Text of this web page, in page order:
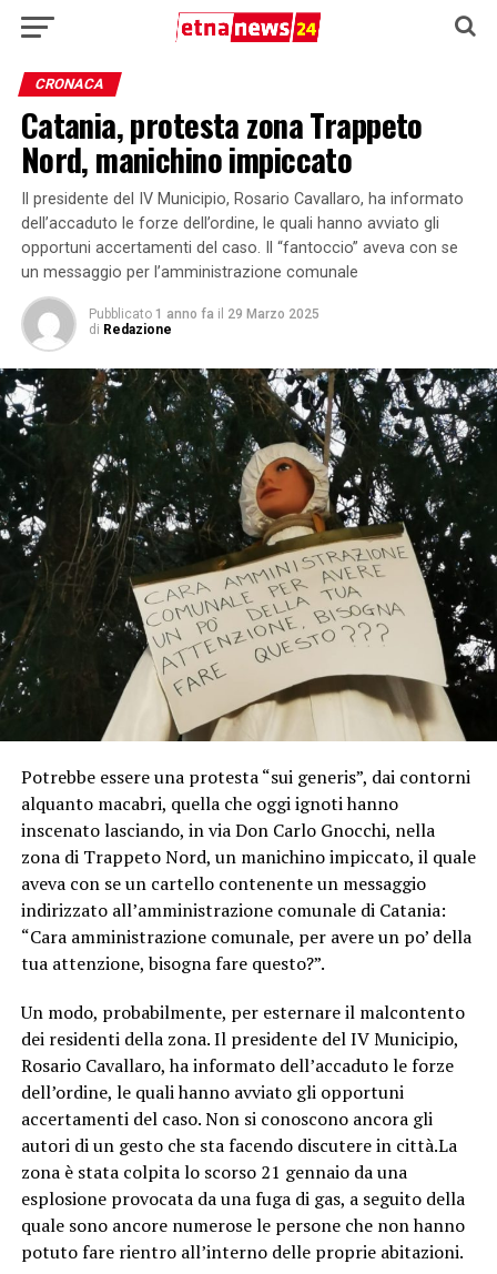
CRONACA
Catania, protesta zona Trappeto
Nord, manichino impiccato
Il presidente del IV Municipio, Rosario Cavallaro, ha informato
dell’accaduto le forze dell’ordine, le quali hanno avviato gli
opportuni accertamenti del caso. Il “fantoccio” aveva con se
un messaggio per l’amministrazione comunale
Pubblicato 1 anno fa il 29 Marzo 2025
di Redazione
Potrebbe essere una protesta “sui generis”, dai contorni
alquanto macabri, quella che oggi ignoti hanno
inscenato lasciando, in via Don Carlo Gnocchi, nella
zona di Trappeto Nord, un manichino impiccato, il quale
aveva con se un cartello contenente un messaggio
indirizzato all’amministrazione comunale di Catania:
“Cara amministrazione comunale, per avere un po’ della
tua attenzione, bisogna fare questo?”.
Un modo, probabilmente, per esternare il malcontento
dei residenti della zona. Il presidente del IV Municipio,
Rosario Cavallaro, ha informato dell’accaduto le forze
dell’ordine, le quali hanno avviato gli opportuni
accertamenti del caso. Non si conoscono ancora gli
autori di un gesto che sta facendo discutere in città.La
zona è stata colpita lo scorso 21 gennaio da una
esplosione provocata da una fuga di gas, a seguito della
quale sono ancore numerose le persone che non hanno
potuto fare rientro all’interno delle proprie abitazioni.